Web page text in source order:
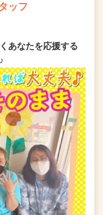
ッフ
あなたを応援する